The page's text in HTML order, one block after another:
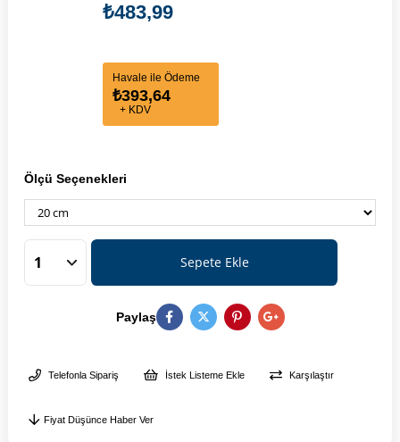
₺483,99
Havale ile Ödeme
₺393,64
+ KDV
Ölçü Seçenekleri
Paylaş
Telefonla Sipariş İstek Listeme Ekle Karşılaştır
Fiyat Düşünce Haber Ver